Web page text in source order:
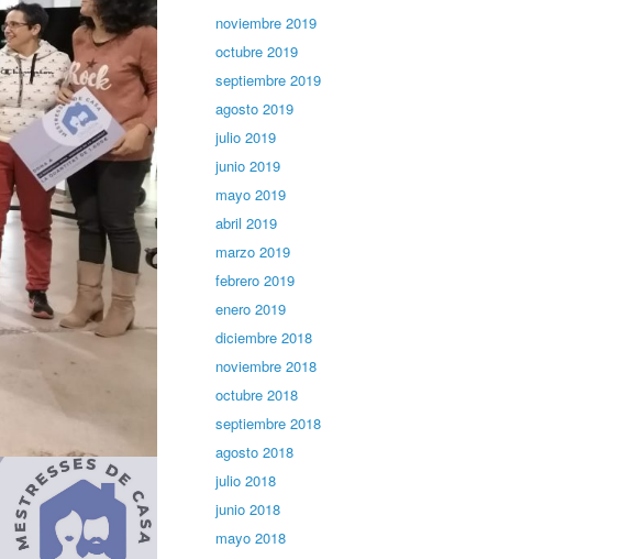
noviembre 2019
octubre 2019
septiembre 2019
agosto 2019
julio 2019
junio 2019
mayo 2019
abril 2019
marzo 2019
febrero 2019
enero 2019
diciembre 2018
noviembre 2018
octubre 2018
septiembre 2018
agosto 2018
julio 2018
junio 2018
mayo 2018